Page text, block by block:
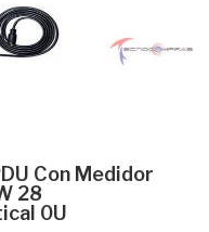
Con Medidor
28
0U